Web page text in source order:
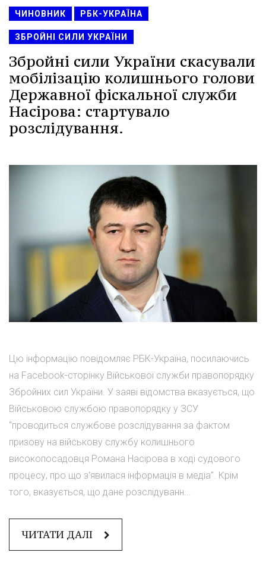
ЧИНОВНИК РБК-УКРАЇНА
ЗБРОЙНІ СИЛИ УКРАЇНИ
Збройні сили України скасували
мобілізацію колишнього голови
Державної фіскальної служби
Насірова: стартувало
розслідування.
Цю інформацію повідомляє РБК-Україна, посилаючись
на Facebook-сторінку Військової служби правопорядку
Збройних сил України. У заяві відомства вказується, що
Військовою службою правопорядку у ЗСУ
"проводиться службове розслідування за фактом
призову на військову службу колишнього
високопосадовця Романа Насірова в ході судового
процесу, про що з'явилася інформація в медіа". Крім
того, вказується, що дане розслідуванн...
ЧИТАТИ ДАЛІ